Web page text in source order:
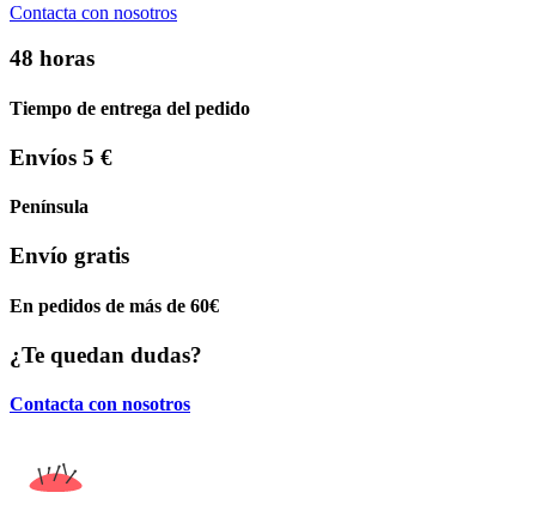
Contacta con nosotros
48 horas
Tiempo de entrega del pedido
Envíos 5 €
Península
Envío gratis
En pedidos de más de 60€
¿Te quedan dudas?
Contacta con nosotros